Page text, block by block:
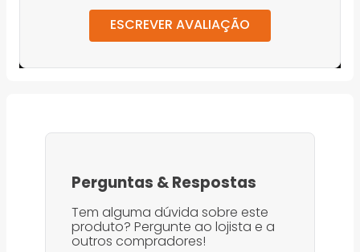
ESCREVER AVALIAÇÃO
Perguntas &Respostas
Tem alguma dúvida sobre este
produto? Pergunte ao lojista e a
outros compradores!